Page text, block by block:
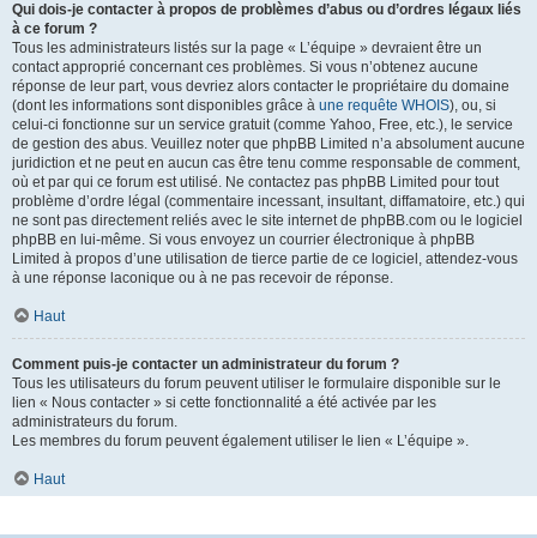
Qui dois-je contacter à propos de problèmes d’abus ou d’ordres légaux liés
à ce forum ?
Tous les administrateurs listés sur la page « L’équipe » devraient être un
contact approprié concernant ces problèmes. Si vous n’obtenez aucune
réponse de leur part, vous devriez alors contacter le propriétaire du domaine
(dont les informations sont disponibles grâce à une requête WHOIS), ou, si
celui-ci fonctionne sur un service gratuit (comme Yahoo, Free, etc.), le service
de gestion des abus. Veuillez noter que phpBB Limited n’a absolument aucune
juridiction et ne peut en aucun cas être tenu comme responsable de comment,
où et par qui ce forum est utilisé. Ne contactez pas phpBB Limited pour tout
problème d’ordre légal (commentaire incessant, insultant, diffamatoire, etc.) qui
ne sont pas directement reliés avec le site internet de phpBB.com ou le logiciel
phpBB en lui-même. Si vous envoyez un courrier électronique à phpBB
Limited à propos d’une utilisation de tierce partie de ce logiciel, attendez-vous
à une réponse laconique ou à ne pas recevoir de réponse.
Haut
Comment puis-je contacter un administrateur du forum ?
Tous les utilisateurs du forum peuvent utiliser le formulaire disponible sur le
lien « Nous contacter » si cette fonctionnalité a été activée par les
administrateurs du forum.
Les membres du forum peuvent également utiliser le lien « L’équipe ».
Haut